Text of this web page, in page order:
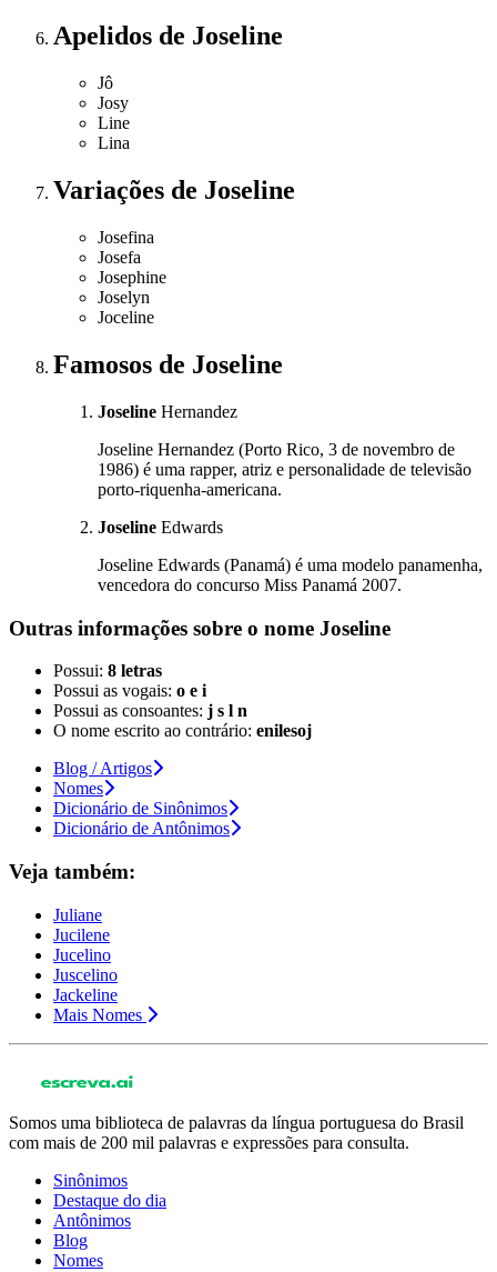
Apelidos de Joseline
Jô
Josy
Line
Lina
Variações de Joseline
Josefina
Josefa
Josephine
Joselyn
Joceline
Famosos de Joseline
Joseline Hernandez
Joseline Hernandez (Porto Rico, 3 de novembro de
1986) é uma rapper, atriz e personalidade de televisão
porto-riquenha-americana.
Joseline Edwards
Joseline Edwards (Panamá) é uma modelo panamenha,
vencedora do concurso Miss Panamá 2007.
Outras informações sobre o nome Joseline
Possui: 8 letras
Possui as vogais: o e i
Possui as consoantes: j s l n
O nome escrito ao contrário: enilesoj
Blog / Artigos
Nomes
Dicionário de Sinônimos
Dicionário de Antônimos
Veja também:
Juliane
Jucilene
Jucelino
Juscelino
Jackeline
Mais Nomes
Somos uma biblioteca de palavras da língua portuguesa do Brasil
com mais de 200 mil palavras e expressões para consulta.
Sinônimos
Destaque do dia
Antônimos
Blog
Nomes